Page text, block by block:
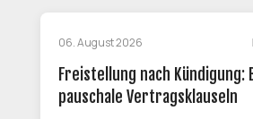
06. August 2026
Freistellung nach Kündigung:
pauschale Vertragsklauseln